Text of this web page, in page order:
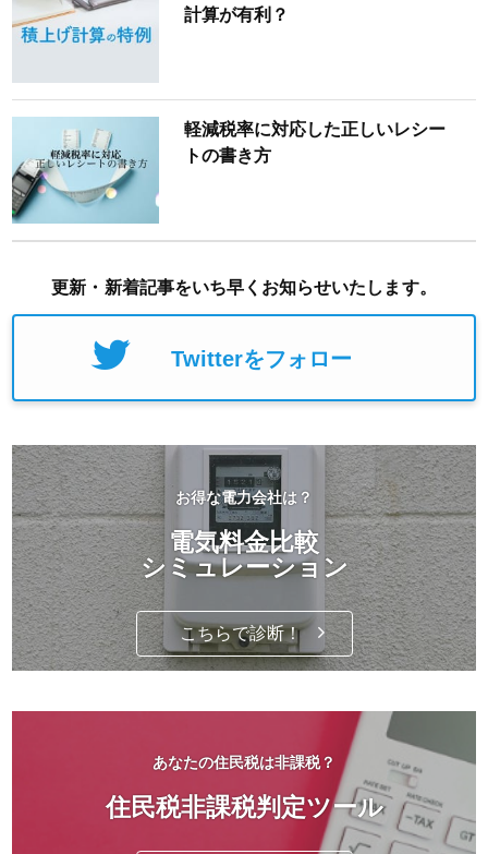
計算が有利？
軽減税率に対応した正しいレシー
トの書き方
更新・新着記事をいち早くお知らせいたします。
Twitterをフォロー
お得な電力会社は？
電気料金比較
シミュレーション
こちらで診断！
あなたの住民税は非課税？
住民税非課税判定ツール